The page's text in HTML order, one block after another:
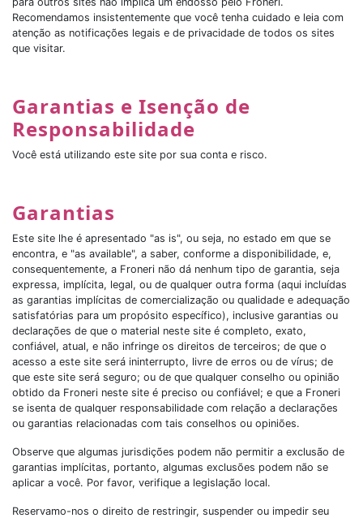
Recomendamos insistentemente que você tenha cuidado e leia com
atenção as notificações legais e de privacidade de todos os sites
que visitar.
Garantias e Isenção de
Responsabilidade
Você está utilizando este site por sua conta e risco.
Garantias
Este site lhe é apresentado "as is", ou seja, no estado em que se
encontra, e "as available", a saber, conforme a disponibilidade, e,
consequentemente, a Froneri não dá nenhum tipo de garantia, seja
expressa, implícita, legal, ou de qualquer outra forma (aqui incluídas
as garantias implícitas de comercialização ou qualidade e adequação
satisfatórias para um propósito específico), inclusive garantias ou
declarações de que o material neste site é completo, exato,
confiável, atual, e não infringe os direitos de terceiros; de que o
acesso a este site será ininterrupto, livre de erros ou de vírus; de
que este site será seguro; ou de que qualquer conselho ou opinião
obtido da Froneri neste site é preciso ou confiável; e que a Froneri
se isenta de qualquer responsabilidade com relação a declarações
ou garantias relacionadas com tais conselhos ou opiniões.
Observe que algumas jurisdições podem não permitir a exclusão de
garantias implícitas, portanto, algumas exclusões podem não se
aplicar a você. Por favor, verifique a legislação local.
Reservamo-nos o direito de restringir, suspender ou impedir seu